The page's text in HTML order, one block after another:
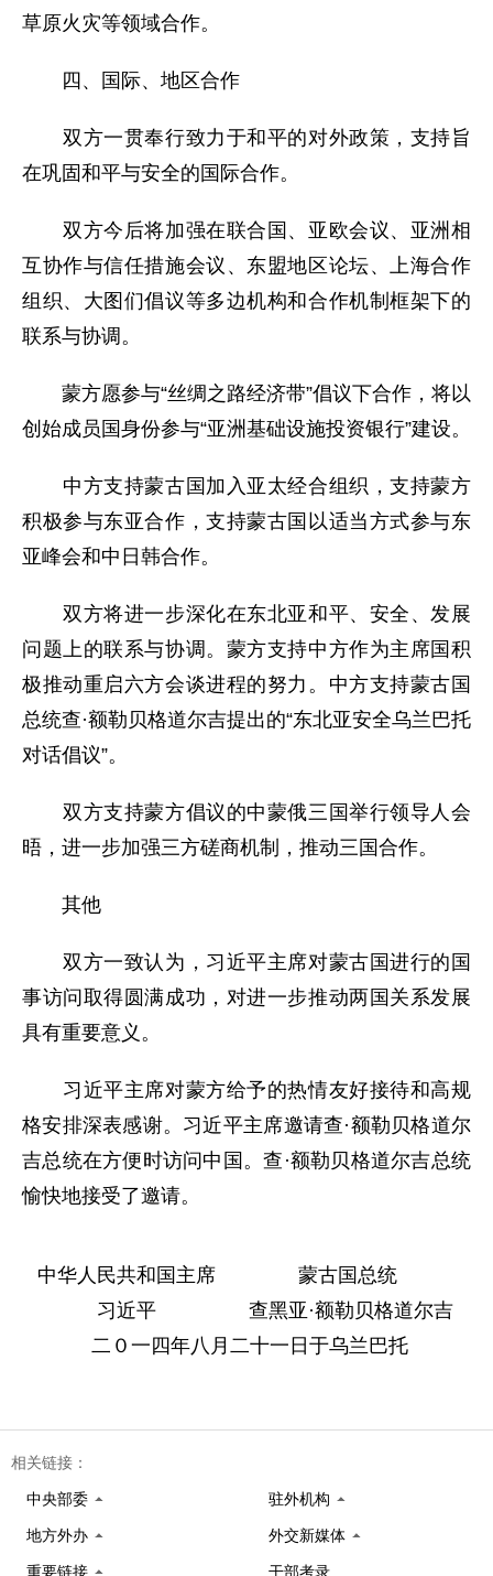
草原火灾等领域合作。
四、国际、地区合作
双方一贯奉行致力于和平的对外政策，支持旨
在巩固和平与安全的国际合作。
双方今后将加强在联合国、亚欧会议、亚洲相
互协作与信任措施会议、东盟地区论坛、上海合作
组织、大图们倡议等多边机构和合作机制框架下的
联系与协调。
蒙方愿参与“丝绸之路经济带”倡议下合作，将以
创始成员国身份参与“亚洲基础设施投资银行”建设。
中方支持蒙古国加入亚太经合组织，支持蒙方
积极参与东亚合作，支持蒙古国以适当方式参与东
亚峰会和中日韩合作。
双方将进一步深化在东北亚和平、安全、发展
问题上的联系与协调。蒙方支持中方作为主席国积
极推动重启六方会谈进程的努力。中方支持蒙古国
总统查·额勒贝格道尔吉提出的“东北亚安全乌兰巴托
对话倡议”。
双方支持蒙方倡议的中蒙俄三国举行领导人会
晤，进一步加强三方磋商机制，推动三国合作。
其他
双方一致认为，习近平主席对蒙古国进行的国
事访问取得圆满成功，对进一步推动两国关系发展
具有重要意义。
习近平主席对蒙方给予的热情友好接待和高规
格安排深表感谢。习近平主席邀请查·额勒贝格道尔
吉总统在方便时访问中国。查·额勒贝格道尔吉总统
愉快地接受了邀请。
中华人民共和国主席
蒙古国总统
习近平
查黑亚·额勒贝格道尔吉
二０一四年八月二十一日于乌兰巴托
相关链接：
中央部委 驻外机构
地方外办 外交新媒体
重要链接 干部考录